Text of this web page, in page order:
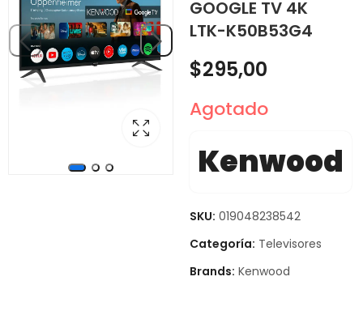
GOOGLE TV 4K
LTK-K50B53G4
$145,00
$103,00
$295,00
Agotado
Kenwood
SKU: 019048238542
Categoría: Televisores
Brands: Kenwood